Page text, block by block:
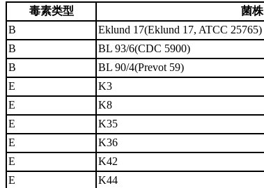
毒素类型 菌株
B
Eklund 17(Eklund 17, ATCC 25765)
B
BL 93/6(CDC 5900)
B
BL 90/4(Prevot 59)
E
K3
E
K8
E
K35
E
K36
E
K42
E
K44